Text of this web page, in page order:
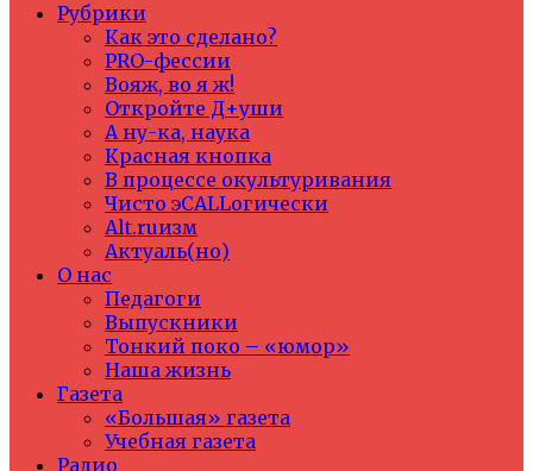
Рубрики
Как это сделано?
PRO-фессии
Вояж, во я ж!
Откройте Д+уши
А ну-ка, наука
Красная кнопка
В процессе окультуривания
Чисто эCALLогически
Alt.ruизм
Актуаль(но)
О нас
Педагоги
Выпускники
Тонкий поко – «юмор»
Наша жизнь
Газета
«Большая» газета
Учебная газета
Радио